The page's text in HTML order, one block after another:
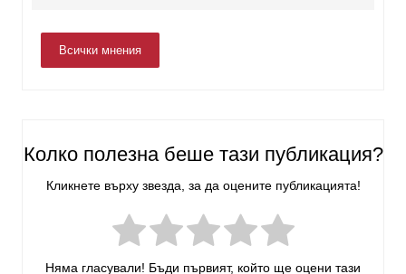
Всички мнения
Колко полезна беше тази публикация?
Кликнете върху звезда, за да оцените публикацията!
Няма гласували! Бъди първият, който ще оцени тази